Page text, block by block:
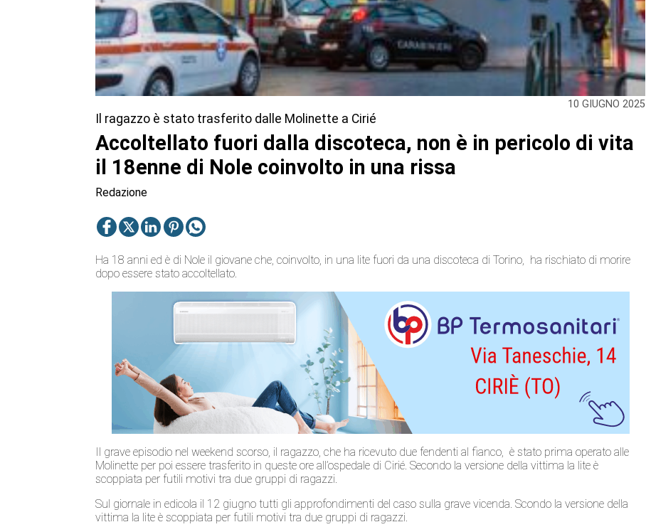
10 GIUGNO 2025
Il ragazzo è stato trasferito dalle Molinette a Cirié
Accoltellato fuori dalla discoteca, non è in pericolo di vita
il 18enne di Nole coinvolto in una rissa
Redazione
Ha 18 anni ed è di Nole il giovane che, coinvolto, in una lite fuori da una discoteca di Torino, ha rischiato di morire
dopo essere stato accoltellato.
Il grave episodio nel weekend scorso, il ragazzo, che ha ricevuto due fendenti al fianco, è stato prima operato alle
Molinette per poi essere trasferito in queste ore all’ospedale di Cirié. Secondo la versione della vittima la lite è
scoppiata per futili motivi tra due gruppi di ragazzi.
Sul giornale in edicola il 12 giugno tutti gli approfondimenti del caso sulla grave vicenda. Scondo la versione della
vittima la lite è scoppiata per futili motivi tra due gruppi di ragazzi.